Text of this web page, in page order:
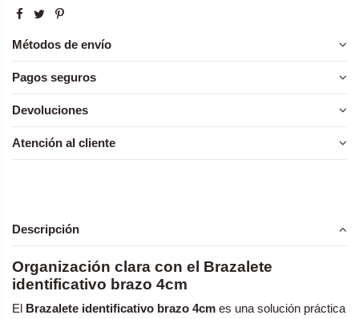
Métodos de envío
Pagos seguros
Devoluciones
Atención al cliente
Descripción
Organización clara con el Brazalete
identificativo brazo 4cm
El Brazalete identificativo brazo 4cm es una solución práctica